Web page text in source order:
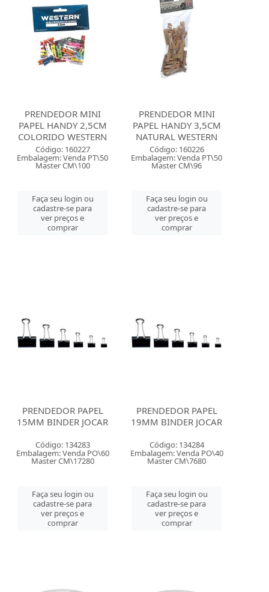
PRENDEDOR MINI
PAPEL HANDY 2,5CM
COLORIDO WESTERN
Código: 160227
Embalagem: Venda PT\50
Master CM\100
Faça seu login ou
cadastre-se para
ver preços e
comprar
PRENDEDOR MINI
PAPEL HANDY 3,5CM
NATURAL WESTERN
Código: 160226
Embalagem: Venda PT\50
Master CM\96
Faça seu login ou
cadastre-se para
ver preços e
comprar
PRENDEDOR PAPEL
15MM BINDER JOCAR
Código: 134283
Embalagem: Venda PO\60
Master CM\17280
Faça seu login ou
cadastre-se para
ver preços e
comprar
PRENDEDOR PAPEL
19MM BINDER JOCAR
Código: 134284
Embalagem: Venda PO\40
Master CM\7680
Faça seu login ou
cadastre-se para
ver preços e
comprar